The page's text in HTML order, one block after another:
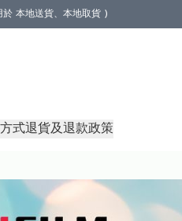
本地送貨、本地取貨 )
式退貨及退款政策